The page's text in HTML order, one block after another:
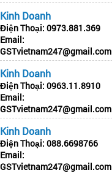
Kinh Doanh
Điện Thoại: 0973.881.369
Email:
GSTvietnam247@gmail.com
Kinh Doanh
Điện Thoại: 0963.11.8910
Email:
GSTvietnam247@gmail.com
Kinh Doanh
Điện Thoại: 088.6698766
Email:
GSTvietnam247@gmail.com